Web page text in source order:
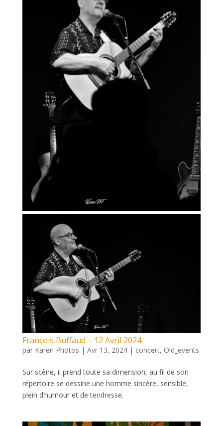
François Buffaud – 12 Avril 2024
par Karen Photos | Avr 13, 2024| concert, Old_events
Sur scène, il prend toute sa dimension, au fil de son
répertoire se dessine une homme sincère, sensible,
plein d’humour et de tendresse.